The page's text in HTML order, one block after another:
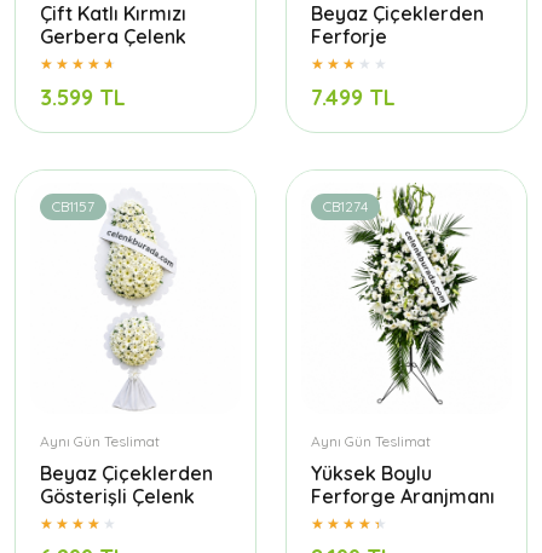
Çift Katlı Kırmızı
Gerbera Çelenk
3.599 TL
Beyaz Çiçeklerden
Ferforje
7.499 TL
CB1157
Aynı Gün Teslimat
Beyaz Çiçeklerden
Gösterişli Çelenk
CB1274
Aynı Gün Teslimat
Yüksek Boylu
Ferforge Aranjmanı